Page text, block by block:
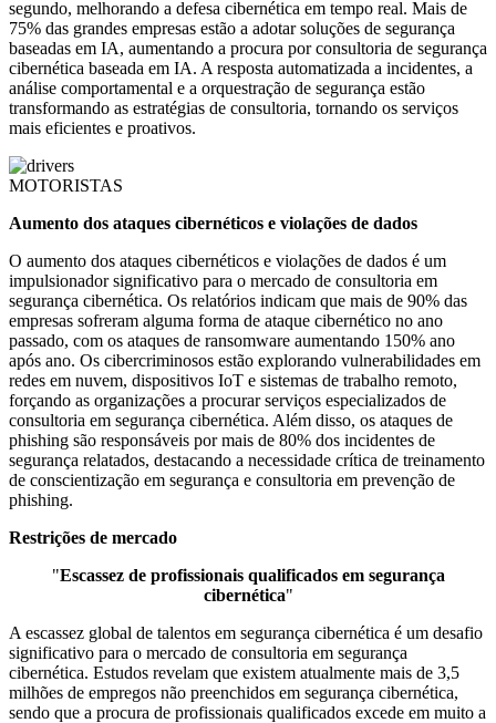
segundo, melhorando a defesa cibernética em tempo real. Mais de
75% das grandes empresas estão a adotar soluções de segurança
baseadas em IA, aumentando a procura por consultoria de segurança
cibernética baseada em IA. A resposta automatizada a incidentes, a
análise comportamental e a orquestração de segurança estão
transformando as estratégias de consultoria, tornando os serviços
mais eficientes e proativos.
MOTORISTAS
Aumento dos ataques cibernéticos e violações de dados
O aumento dos ataques cibernéticos e violações de dados é um
impulsionador significativo para o mercado de consultoria em
segurança cibernética. Os relatórios indicam que mais de 90% das
empresas sofreram alguma forma de ataque cibernético no ano
passado, com os ataques de ransomware aumentando 150% ano
após ano. Os cibercriminosos estão explorando vulnerabilidades em
redes em nuvem, dispositivos IoT e sistemas de trabalho remoto,
forçando as organizações a procurar serviços especializados de
consultoria em segurança cibernética. Além disso, os ataques de
phishing são responsáveis ​​por mais de 80% dos incidentes de
segurança relatados, destacando a necessidade crítica de treinamento
de conscientização em segurança e consultoria em prevenção de
phishing.
Restrições de mercado
"Escassez de profissionais qualificados em segurança
cibernética"
A escassez global de talentos em segurança cibernética é um desafio
significativo para o mercado de consultoria em segurança
cibernética. Estudos revelam que existem atualmente mais de 3,5
milhões de empregos não preenchidos em segurança cibernética,
sendo que a procura de profissionais qualificados excede em muito a